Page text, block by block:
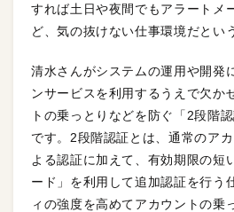
すれば土日や夜間でもアラートメ
ど、気の抜けない仕事環境だとい
清水さんがシステムの運用や開発
ンサービスを利用するうえで欠か
トの乗っとりなどを防ぐ「2段階
です。2段階認証とは、通常のア
よる認証に加えて、有効期限の短
ード」を利用して追加認証を行う
ィの強度を高めてアカウントの乗